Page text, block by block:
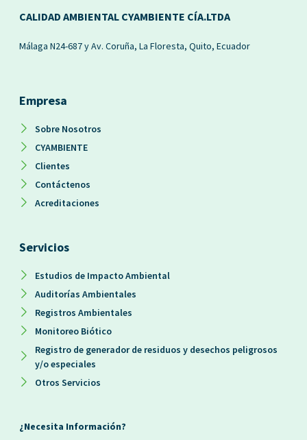
CALIDAD AMBIENTAL CYAMBIENTE CÍA.LTDA
Málaga N24-687 y Av. Coruña, La Floresta, Quito, Ecuador
Empresa
Sobre Nosotros
CYAMBIENTE
Clientes
Contáctenos
Acreditaciones
Servicios
Estudios de Impacto Ambiental
Auditorías Ambientales
Registros Ambientales
Monitoreo Biótico
Registro de generador de residuos y desechos peligrosos
y/o especiales
Otros Servicios
¿Necesita Información?